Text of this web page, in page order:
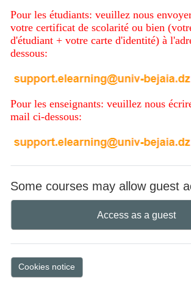
Pour les étudiants: veuillez nous
votre certificat de scolarité ou bien
d'étudiant + votre carte d'identité) à
dessous:
Pour les enseignants: veuillez nous
mail ci-dessous:
Some courses may allow guest
Access as a guest
Cookies notice